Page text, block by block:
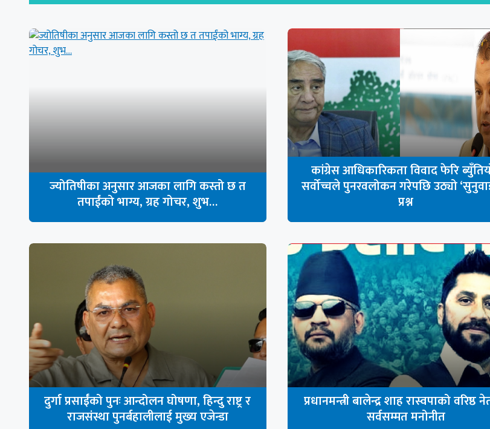
ज्योतिषीका अनुसार आजका लागि कस्तो छ त
तपाईंको भाग्य, ग्रह गोचर, शुभ…
कांग्रेस आधिकारिकता विवाद फेरि
सर्वोच्चले पुनरवलोकन गरेपछि उठ्यो
प्रश्न
दुर्गा प्रसाईँको पुनः आन्दोलन घोषणा, हिन्दु राष्ट्र र
राजसंस्था पुनर्बहालीलाई मुख्य एजेन्डा
प्रधानमन्त्री बालेन्द्र शाह रास्वपाको वरिष्ठ
सर्वसम्मत मनोनीत